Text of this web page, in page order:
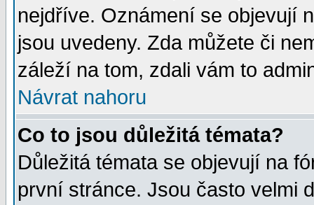
nejdříve. Oznámení se objevují
jsou uvedeny. Zda můžete či
záleží na tom, zdali vám to
Návrat nahoru
Co to jsou důležitá témata?
Důležitá témata se objevují na
první stránce. Jsou často velmi